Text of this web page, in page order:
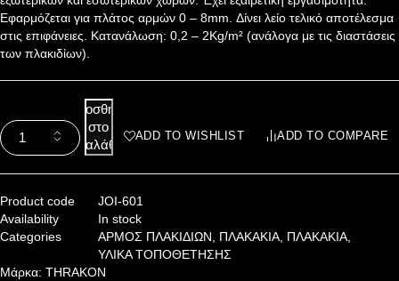
Εφαρμόζεται για πλάτος αρμών 0 – 8mm. Δίνει λείο τελικό αποτέλεσμα
στις επιφάνειες. Κατανάλωση: 0,2 – 2Kg/m² (ανάλογα με τις διαστάσεις
των πλακιδίων).
Προσθήκη
στο
καλάθι
ADD TO WISHLIST ADD TO COMPARE
Product code
JOI-601
Availability
In stock
Categories
ΑΡΜΟΣ ΠΛΑΚΙΔΙΩΝ, ΠΛΑΚΑΚΙΑ, ΠΛΑΚΑΚΙΑ,
ΥΛΙΚΑ ΤΟΠΟΘΕΤΗΣΗΣ
Μάρκα: THRAKON